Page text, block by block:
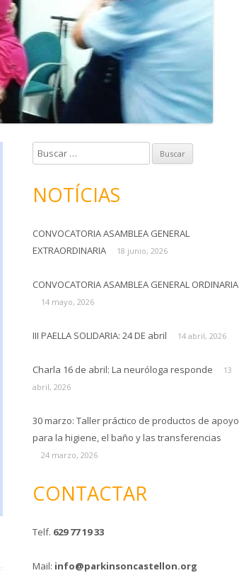
u
c
r
:
NOTÍCIAS
CONVOCATORIA ASAMBLEA GENERAL
EXTRAORDINARIA
18 junio, 2026
CONVOCATORIA ASAMBLEA GENERAL ORDINARIA
14 mayo, 2026
III PAELLA SOLIDARIA: 24 DE abril 14 abril, 2026
Charla 16 de abril: La neuróloga responde
13
abril, 2026
30 marzo: Taller práctico de productos de apoyo
para la higiene, el baño y las transferencias
24 marzo, 2026
CONTACTAR
Telf. 629 77 19 33
Mail: info@parkinsoncastellon.org